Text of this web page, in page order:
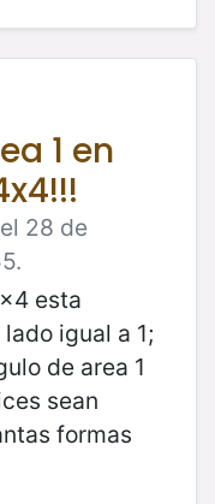
1 en
28 de
esta
igual a 1;
de area 1
sean
formas